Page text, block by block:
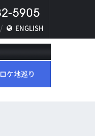
ENGLISH
ロケ地巡り